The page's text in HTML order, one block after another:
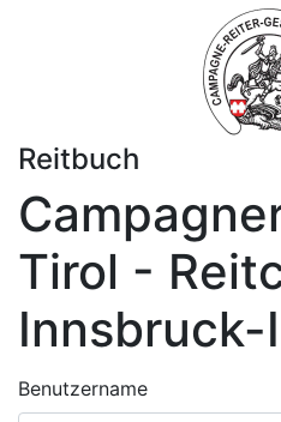
Reitbuch
Tirol -
Innsbruck-
Benutzername